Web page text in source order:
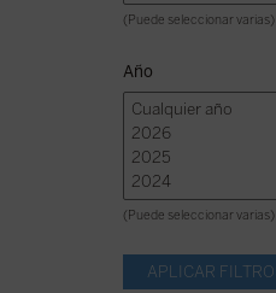
(Puede seleccionar varias)
Año
(Puede seleccionar varias)